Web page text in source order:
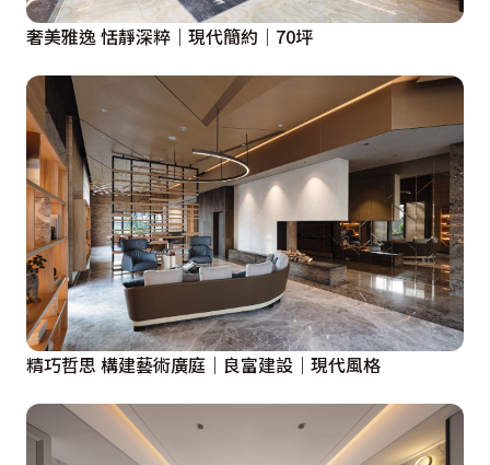
奢美雅逸 恬靜深粹｜現代簡約｜70坪
精巧哲思 構建藝術廣庭｜良富建設｜現代風格